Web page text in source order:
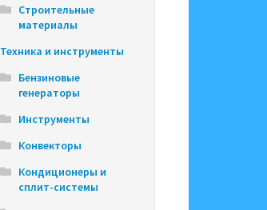
Строительные
материалы
Техника и инструменты
Бензиновые
генераторы
Инструменты
Конвекторы
Кондиционеры и
сплит-системы